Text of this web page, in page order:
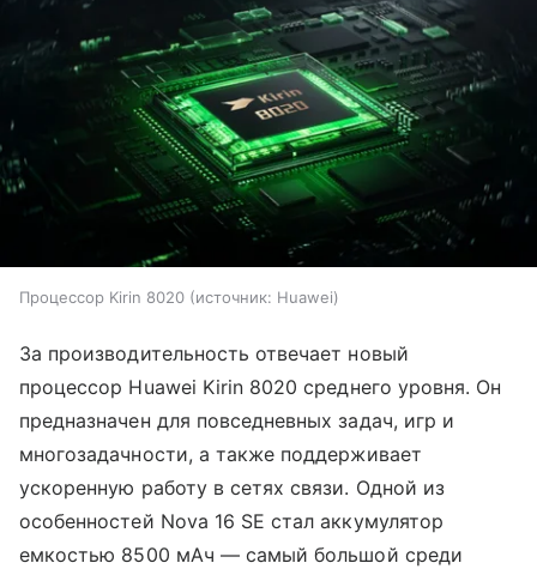
Процессор Kirin 8020 источник: Huawei
За производительность отвечает новый
процессор Huawei Kirin 8020 среднего уровня. Он
предназначен для повседневных задач, игр и
многозадачности, а также поддерживает
ускоренную работу в сетях связи. Одной из
особенностей Nova 16 SE стал аккумулятор
емкостью 8500 мАч — самый большой среди